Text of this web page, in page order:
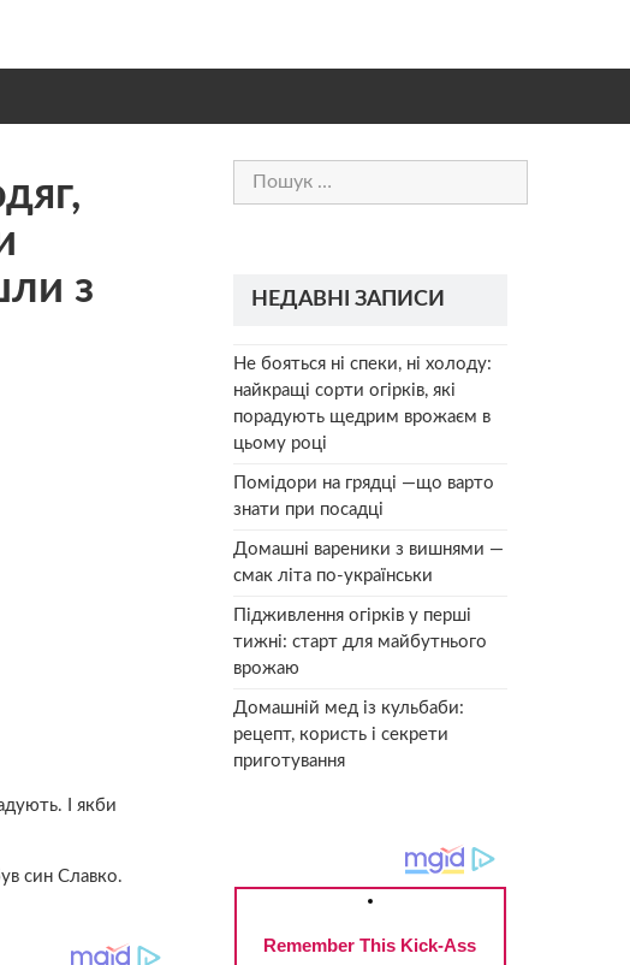
з
І якби
син Славко.
Пошук:
НЕДАВНІ ЗАПИСИ
Не бояться ні спеки, ні холоду:
найкращі сорти огірків, які
порадують щедрим врожаєм в
цьому році
Помідори на грядці —що варто
знати при посадці
Домашні вареники з вишнями —
смак літа по-українськи
Підживлення огірків у перші
тижні: старт для майбутнього
врожаю
Домашній мед із кульбаби:
рецепт, користь і секрети
приготування